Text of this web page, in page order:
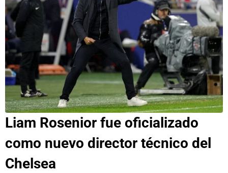
Liam Rosenior fue oficializado
como nuevo director técnico del
Chelsea